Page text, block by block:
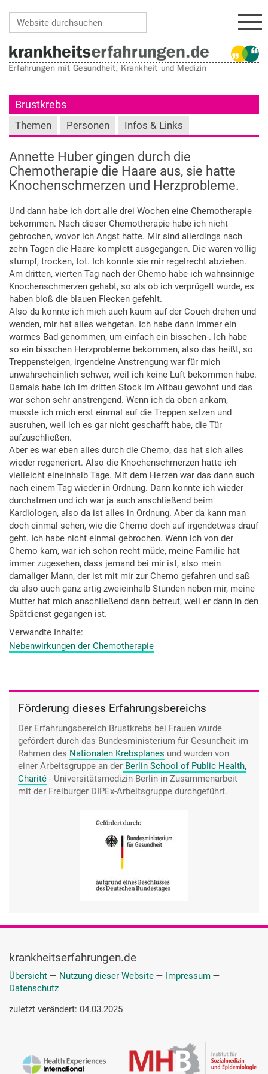
Brustkrebs
Themen Personen Infos & Links
Annette Huber gingen durch die
Chemotherapie die Haare aus, sie hatte
Knochenschmerzen und Herzprobleme.
Und dann habe ich dort alle drei Wochen eine Chemotherapie
bekommen. Nach dieser Chemotherapie habe ich nicht
gebrochen, wovor ich Angst hatte. Mir sind allerdings nach
zehn Tagen die Haare komplett ausgegangen. Die waren völlig
stumpf, trocken, tot. Ich konnte sie mir regelrecht abziehen.
Am dritten, vierten Tag nach der Chemo habe ich wahnsinnige
Knochenschmerzen gehabt, so als ob ich verprügelt wurde, es
haben bloß die blauen Flecken gefehlt.
Also da konnte ich mich auch kaum auf der Couch drehen und
wenden, mir hat alles wehgetan. Ich habe dann immer ein
warmes Bad genommen, um einfach ein bisschen-. Ich habe
so ein bisschen Herzprobleme bekommen, also das heißt, so
Treppensteigen, irgendeine Anstrengung war für mich
unwahrscheinlich schwer, weil ich keine Luft bekommen habe.
Damals habe ich im dritten Stock im Altbau gewohnt und das
war schon sehr anstrengend. Wenn ich da oben ankam,
musste ich mich erst einmal auf die Treppen setzen und
ausruhen, weil ich es gar nicht geschafft habe, die Tür
aufzuschließen.
Aber es war eben alles durch die Chemo, das hat sich alles
wieder regeneriert. Also die Knochenschmerzen hatte ich
vielleicht eineinhalb Tage. Mit dem Herzen war das dann auch
nach einem Tag wieder in Ordnung. Dann konnte ich wieder
durchatmen und ich war ja auch anschließend beim
Kardiologen, also da ist alles in Ordnung. Aber da kann man
doch einmal sehen, wie die Chemo doch auf irgendetwas drauf
geht. Ich habe nicht einmal gebrochen. Wenn ich von der
Chemo kam, war ich schon recht müde, meine Familie hat
immer zugesehen, dass jemand bei mir ist, also mein
damaliger Mann, der ist mit mir zur Chemo gefahren und saß
da also auch ganz artig zweieinhalb Stunden neben mir, meine
Mutter hat mich anschließend dann betreut, weil er dann in den
Spätdienst gegangen ist.
Verwandte Inhalte
Nebenwirkungen der Chemotherapie
Förderung dieses Erfahrungsbereichs
Der Erfahrungsbereich Brustkrebs bei Frauen wurde
gefördert durch das Bundesministerium für Gesundheit im
Rahmen des Nationalen Krebsplanes und wurden von
einer Arbeitsgruppe an der Berlin School of Public Health,
Charité - Universitätsmedizin Berlin in Zusammenarbeit
mit der Freiburger DIPEx-Arbeitsgruppe durchgeführt.
krankheitserfahrungen.de
Übersicht — Nutzung dieser Website — Impressum —
Datenschutz
zuletzt verändert: 04.03.2025